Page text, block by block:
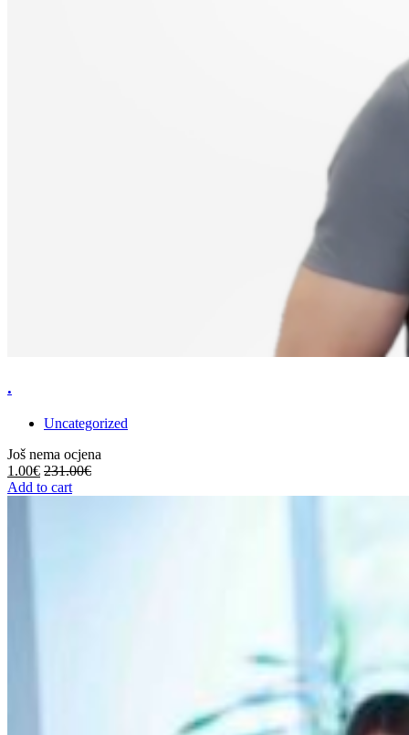
.
Uncategorized
Još nema ocjena
1.00€ 231.00€
Add to cart